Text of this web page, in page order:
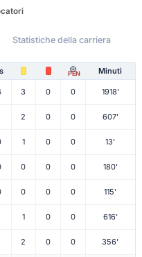
Statistiche della carriera
PEN Minuti
3 0 0 1918'
2 0 0 607'
1 0 0 13'
0 0 0 180'
0 0 0 115'
1 0 0 616'
2 0 0 356'